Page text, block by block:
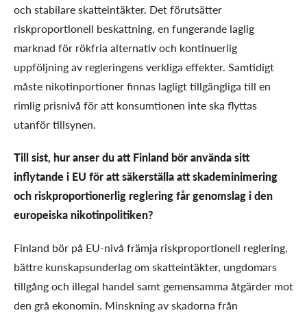
och stabilare skatteintäkter. Det förutsätter
riskproportionell beskattning, en fungerande laglig
marknad för rökfria alternativ och kontinuerlig
uppföljning av regleringens verkliga effekter. Samtidigt
måste nikotinportioner finnas lagligt tillgängliga till en
rimlig prisnivå för att konsumtionen inte ska flyttas
utanför tillsynen.
Till sist, hur anser du att Finland bör använda sitt
inflytande i EU för att säkerställa att skademinimering
och riskproportionerlig reglering får genomslag i den
europeiska nikotinpolitiken?
Finland bör på EU-nivå främja riskproportionell reglering,
bättre kunskapsunderlag om skatteintäkter, ungdomars
tillgång och illegal handel samt gemensamma åtgärder mot
den grå ekonomin. Minskning av skadorna från